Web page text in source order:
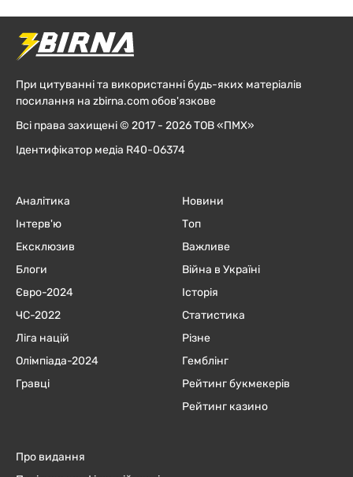
При цитуванні та використанні будь-яких матеріалів
посилання на zbirna.com обов'язкове
Всі права захищені © 2017 - 2026 ТОВ «ПМХ»
Ідентифікатор медіа R40-06374
Аналітика
Інтерв'ю
Ексклюзив
Блоги
Євро-2024
ЧC-2022
Ліга націй
Олімпіада-2024
Гравці
Новини
Топ
Важливе
Війна в Україні
Історія
Статистика
Різне
Гемблінг
Рейтинг букмекерів
Рейтинг казино
Про видання